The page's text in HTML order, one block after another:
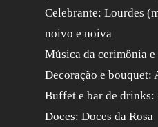
Celebrante: Lourdes
noivo e noiva
Música da cerimônia
Decoração e
Buffet e bar de drinks:
Doces: Doces da Rosa